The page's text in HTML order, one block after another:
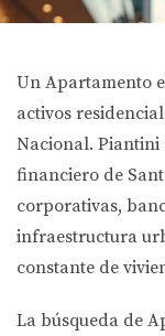
Un Apartamento
activos
Nacional. Piantini
financiero de
corporativas,
infraestructura
constante de
La búsqueda de